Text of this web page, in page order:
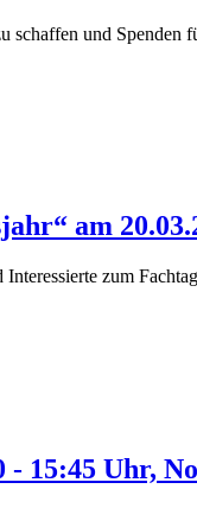
und
am
zum
- 15:45 Uhr,